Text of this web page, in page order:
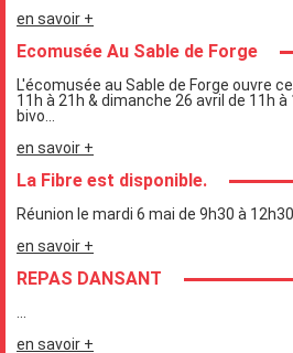
en savoir +
Ecomusée Au Sable de Forge
L'écomusée au Sable de Forge ouvre
11h à 21h & dimanche 26 avril de 11h
bivo...
en savoir +
La Fibre est disponible.
Réunion le mardi 6 mai de 9h30 à 12h30
en savoir +
REPAS DANSANT
en savoir +